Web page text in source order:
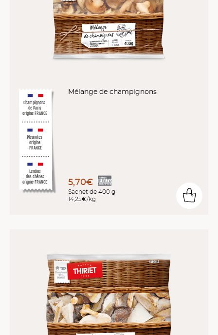
Champignons
de Paris
origine FRANCE
Pleurotes
origine
FRANCE
Lentins
des chênes
origine FRANCE
Mélange de champignons
5,70€
Sachet de 400 g
14,25€/kg